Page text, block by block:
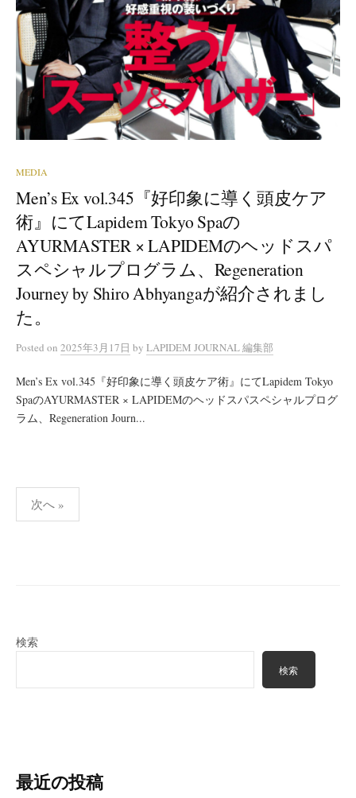
MEDIA
Men’s Ex vol.345『好印象に導く頭皮ケア
術』にてLapidem Tokyo Spaの
AYURMASTER × LAPIDEMのヘッドスパ
スペシャルプログラム、Regeneration
Journey by Shiro Abhyangaが紹介されまし
た。
Posted on 2025年3月17日 by LAPIDEM JOURNAL 編集部
Men’s Ex vol.345『好印象に導く頭皮ケア術』にてLapidem Tokyo
SpaのAYURMASTER × LAPIDEMのヘッドスパスペシャルプログ
ラム、Regeneration Journ...
投
稿
送
次へ »
検索
検索
最近の投稿